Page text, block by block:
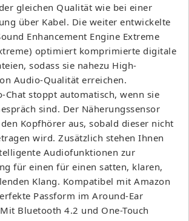
gleichen Qualität wie bei einer
über Kabel. Die weiter entwickelte
Enhancement Engine Extreme
optimiert komprimierte digitale
sodass sie nahezu High-
Audio-Qualität erreichen.
Chat stoppt automatisch, wenn sie
sind. Der Näherungssensor
Kopfhörer aus, sobald dieser nicht
wird. Zusätzlich stehen Ihnen
Audiofunktionen zur
für einen für einen satten, klaren,
Klang. Kompatibel mit Amazon
Passform im Around-Ear
Bluetooth 4.2 und One-Touch